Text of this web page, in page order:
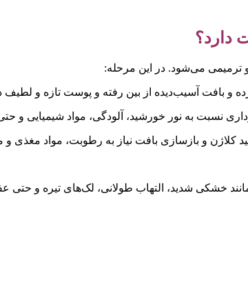
دارد؟
ترمیمی می‌شود. در این مرحله:
بافت آسیب‌دیده از بین رفته و پوست تازه و
نسبت به نور خورشید، آلودگی، مواد
کلاژن و بازسازی بافت نیاز به رطوبت، مواد مغذی
خشکی شدید، التهاب طولانی، لک‌های تیره و حتی